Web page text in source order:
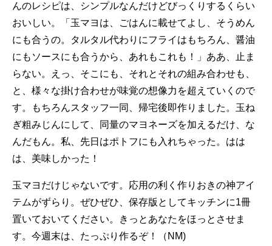
んのレシピは、シンプルなんだけどびっくりするくらい
おいしい。「玉マヨは、ごはんに載せてよし、そうめん
にも合うの。タルタル代わりにフライはもちろん、醤油
にもソースにも合うから、あれもこれも！」ああ、止ま
らない。えっ、そこにも、それとそれの組み合わせも、
と、様々な掛け合わせが味覚の想像力を超えていくので
す。もちろんスタッフ一同、帰宅後即作りました。玉ね
ぎ粗みじんにして、同量のマヨネーズを加えるだけ、な
んだもん。私、先日はポトフにも入れちゃった。はは
は、美味しかった！
玉マヨだけじゃないです。応用の利く作りおきの神アイ
テムがずらり。ぜひぜひ、保存版としてキッチンに1冊
置いておいてください。きっとあなたをほっとさせま
す。今週末は、たっぷり作るぞ！（NM)